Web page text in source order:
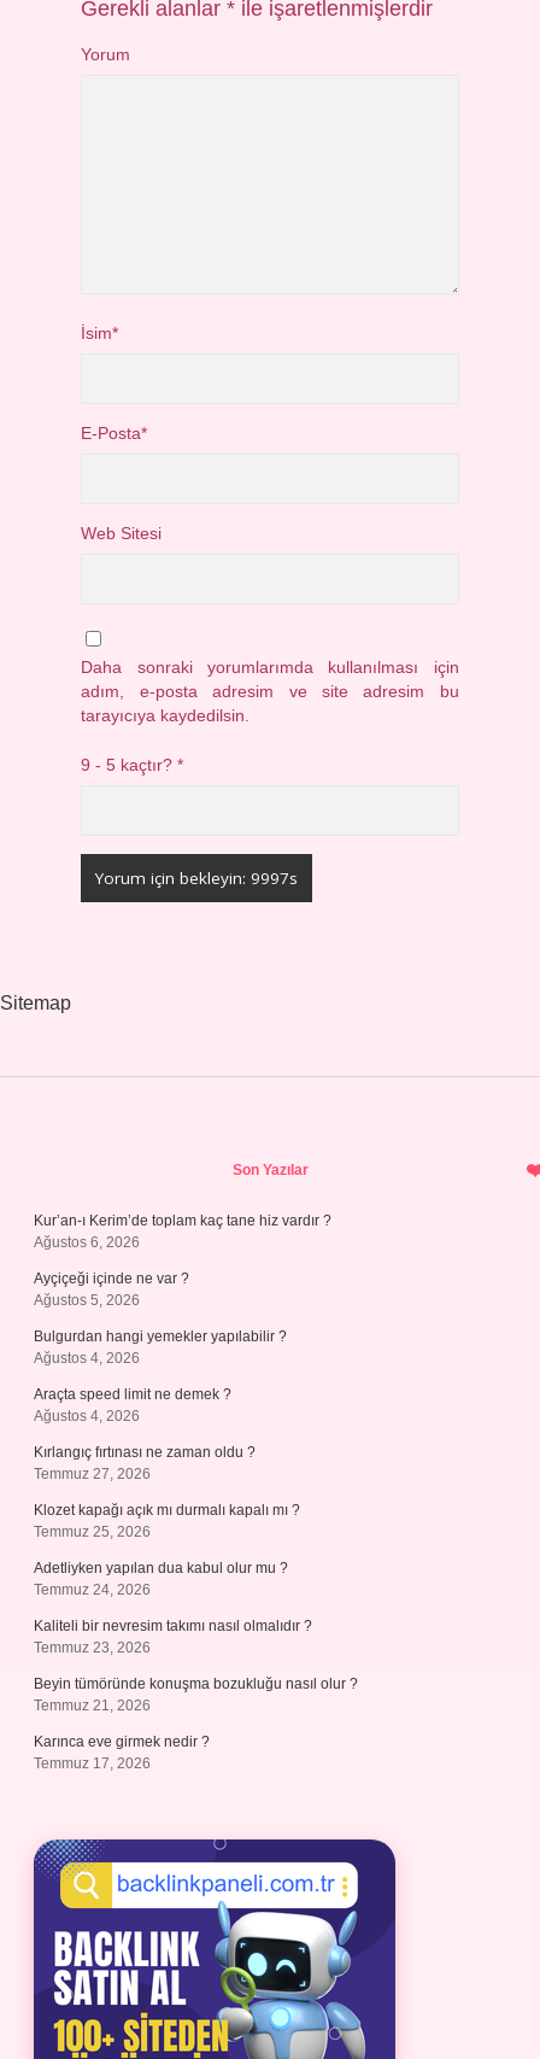
Gerekli alanlar* ile işaretlenmişlerdir
Yorum
İsim*
E-Posta*
Web Sitesi
Daha sonraki yorumlarımda kullanılması için
adım, e-posta adresim ve site adresim bu
tarayıcıya kaydedilsin.
9 - 5 kaçtır?*
Sitemap
Son Yazılar
Kur’an-ı Kerim’de toplam kaç tane hiz vardır ?
Ağustos 6, 2026
Ayçiçeği içinde ne var ?
Ağustos 5, 2026
Bulgurdan hangi yemekler yapılabilir ?
Ağustos 4, 2026
Araçta speed limit ne demek ?
Ağustos 4, 2026
Kırlangıç fırtınası ne zaman oldu ?
Temmuz 27, 2026
Klozet kapağı açık mı durmalı kapalı mı ?
Temmuz 25, 2026
Adetliyken yapılan dua kabul olur mu ?
Temmuz 24, 2026
Kaliteli bir nevresim takımı nasıl olmalıdır ?
Temmuz 23, 2026
Beyin tümöründe konuşma bozukluğu nasıl olur ?
Temmuz 21, 2026
Karınca eve girmek nedir ?
Temmuz 17, 2026